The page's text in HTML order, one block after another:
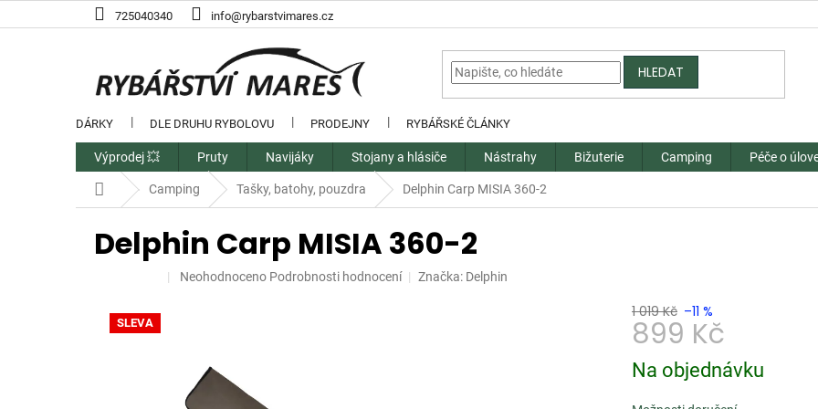
na
725040340 info@rybarstvimares.cz
DÁRKY DLE DRUHU RYBOLOVU PRODEJNY RYBÁŘSKÉ ČLÁNKY
HLEDAT
Výprodej 💥 Pruty Navijáky Stojany a hlásiče Nástrahy Bižuterie Camping Péče o
Domů Camping Tašky, batohy, pouzdra Delphin Carp MISIA 360-2
Delphin Carp MISIA 360-2
SLEVA
Průměrné
hvězdiček.
Neohodnoceno Podrobnosti hodnocení Značka: Delphin
1 019 Kč –11 %
899 Kč
Měrná
cena:
Na objednávku